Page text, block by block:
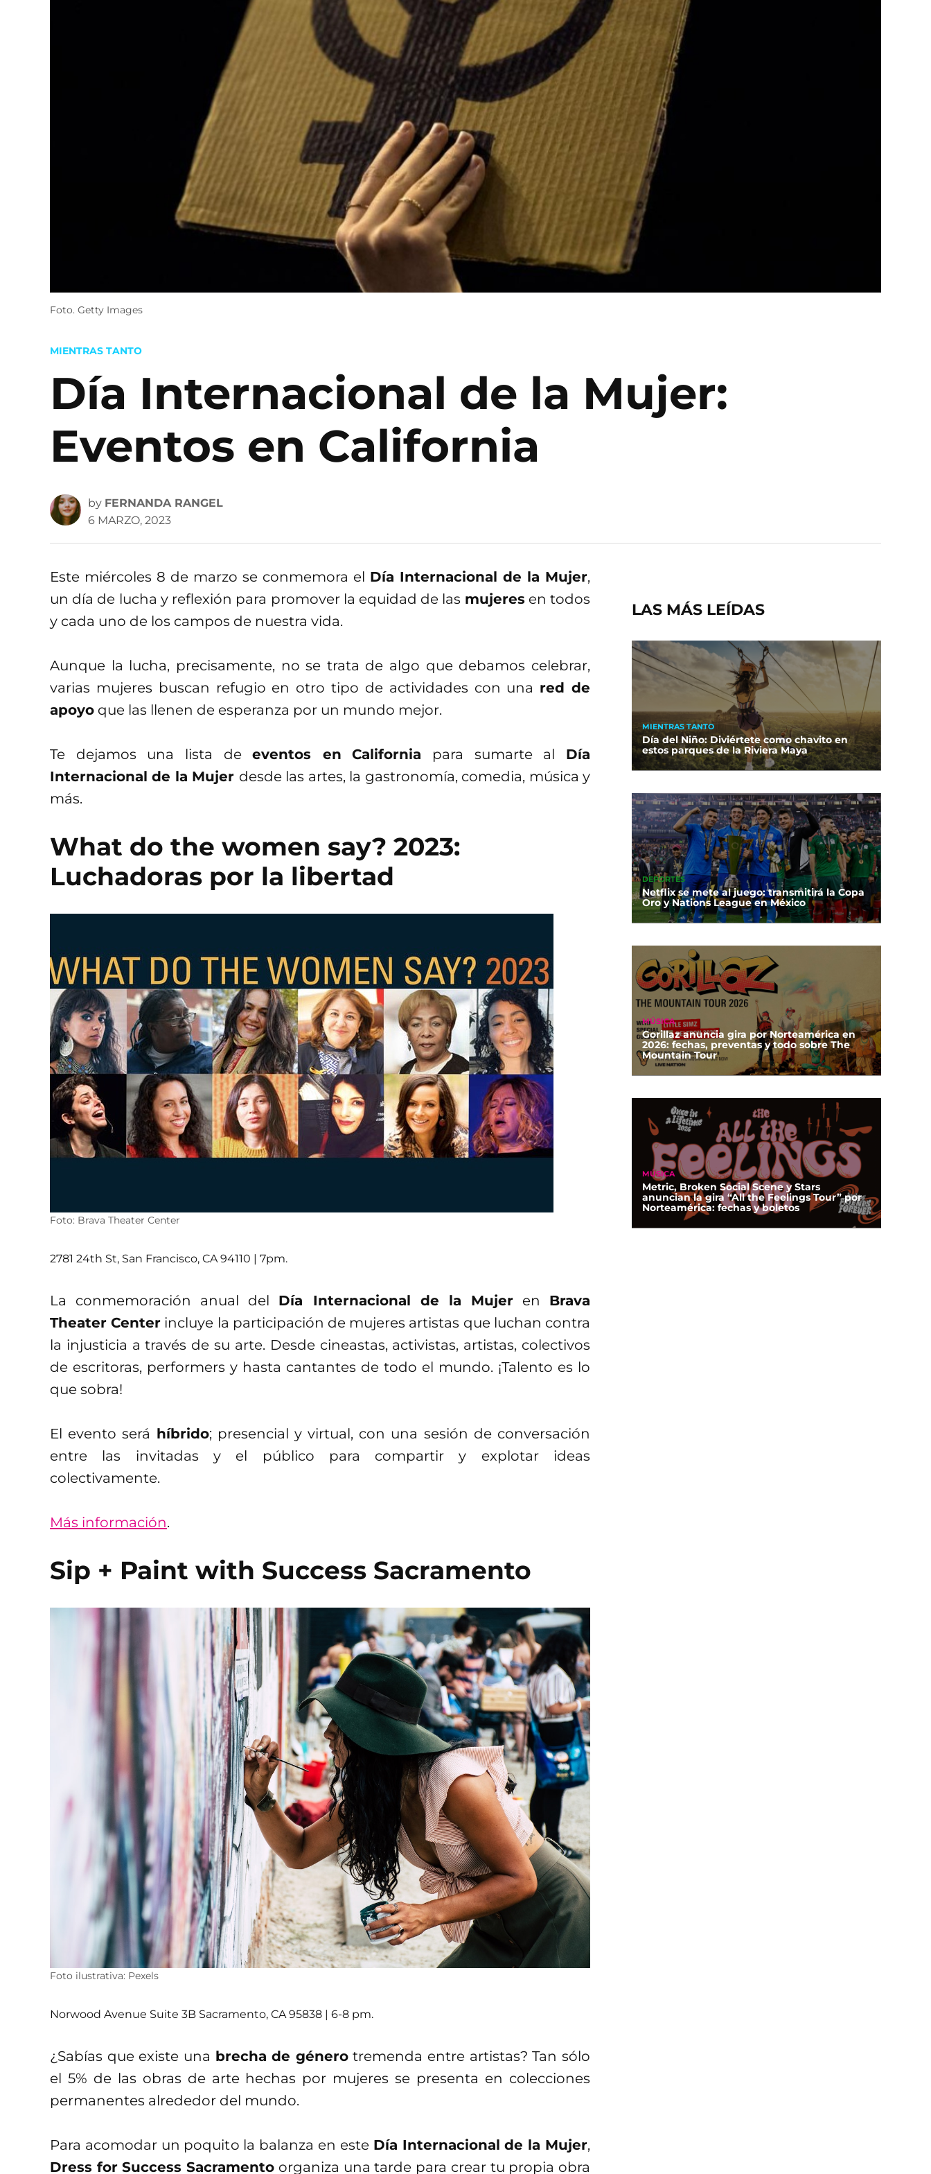
Foto. Getty Images
POSTED
MIENTRAS TANTO
Día Internacional de la Mujer:
Eventos en California
by FERNANDA RANGEL
6 MARZO, 2023
Este miércoles 8 de marzo se conmemora el Día Internacional de la Mujer,
un día de lucha y reflexión para promover la equidad de las mujeresen todos
y cada uno de los campos de nuestra vida.
Aunque la lucha, precisamente, no se trata de algo que debamos celebrar,
varias mujeres buscan refugio en otro tipo de actividades con una red de
apoyo que las llenen de esperanza por un mundo mejor.
Te dejamos una lista deeventos en California para sumarte al Día
Internacional de la Mujer desde las artes, la gastronomía, comedia, música y
más.
What do the women say? 2023:
Luchadoras por la libertad
Foto: Brava Theater Center
2781 24th St, San Francisco, CA 94110 | 7pm.
La conmemoración anual del Día Internacional de la Mujeren Brava
Theater Center incluye la participación de mujeres artistas que luchan contra
la injusticia a través de su arte. Desde cineastas, activistas, artistas, colectivos
de escritoras, performers y hasta cantantes de todo el mundo. ¡Talento es lo
que sobra!
El evento será híbrido; presencial y virtual, con una sesión de conversación
entre las invitadas y el público para compartir y explotar ideas
colectivamente.
Más información.
Sip + Paint with Success Sacramento
Foto ilustrativa: Pexels
Norwood Avenue Suite 3B Sacramento, CA 95838 | 6-8 pm.
¿Sabías que existe una brecha de génerotremenda entre artistas? Tan sólo
el 5% de las obras de arte hechas por mujeres se presenta en colecciones
permanentes alrededor del mundo.
Para acomodar un poquito la balanza en este Día Internacional de la Mujer,
Dress for Success Sacramento organiza una tarde para crear tu propia obra
LAS MÁS LEÍDAS
MIENTRAS TANTO
Día del Niño: Diviértete como chavito en
estos parques de la Riviera Maya
DEPORTES
Netflix se mete al juego: transmitirá la Copa
Oro y Nations League en México
MÚSICA
Gorillaz anuncia gira por Norteamérica en
2026: fechas, preventas y todo sobre The
Mountain Tour
MÚSICA
Metric, Broken Social Scene y Stars
anuncian la gira “All the Feelings Tour” por
Norteamérica: fechas y boletos